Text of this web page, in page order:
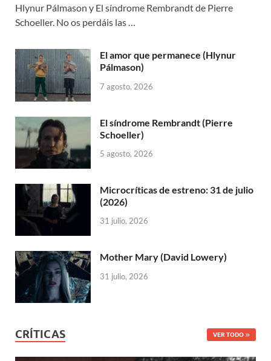
Hlynur Pálmason y El síndrome Rembrandt de Pierre
Schoeller. No os perdáis las …
El amor que permanece (Hlynur
Pálmason)
7 agosto, 2026
El síndrome Rembrandt (Pierre
Schoeller)
5 agosto, 2026
Microcríticas de estreno: 31 de julio
(2026)
31 julio, 2026
Mother Mary (David Lowery)
31 julio, 2026
CRÍTICAS VER TODO